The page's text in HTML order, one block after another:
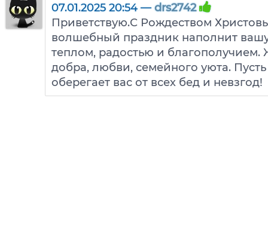
07.01.2025 20:54 —drs2742
Приветствую.С Рождеством
волшебный праздник наполнит
теплом, радостью и
добра, любви, семейного уюта.
оберегает вас от всех бед и невзгод!